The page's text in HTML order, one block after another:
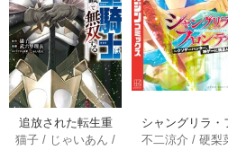
追放された転生重
騎士はゲーム知識
猫子 / じゃいあん /
シャングリラ・
ロンティア（１
不二涼介 /硬梨